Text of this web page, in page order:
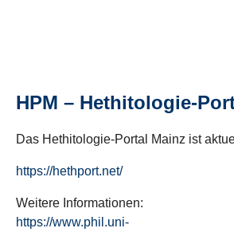
HPM – Hethitologie-
Das Hethitologie-Portal Mainz ist
https://hethport.net/
Weitere Informationen:
https://www.phil.uni-